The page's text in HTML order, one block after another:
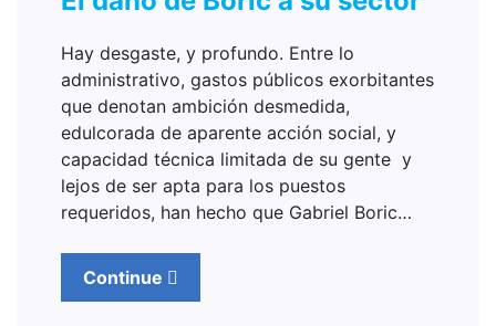
Hay desgaste, y profundo. Entre lo
administrativo, gastos públicos exorbitantes
que denotan ambición desmedida,
edulcorada de aparente acción social, y
capacidad técnica limitada de su gente y
lejos de ser apta para los puestos
requeridos, han hecho que Gabriel Boric…
Continue